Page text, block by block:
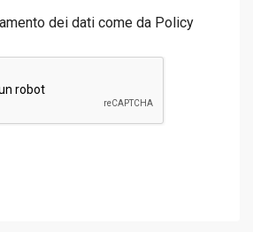
dei dati come da Policy